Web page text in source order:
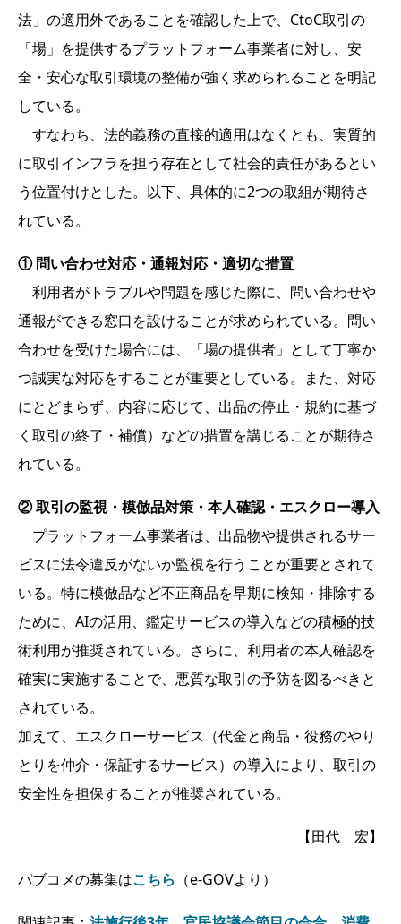
法」の適用外であることを確認した上で、CtoC取引の
「場」を提供するプラットフォーム事業者に対し、安
全・安心な取引環境の整備が強く求められることを明記
している。
すなわち、法的義務の直接的適用はなくとも、実質的
に取引インフラを担う存在として社会的責任があるとい
う位置付けとした。以下、具体的に2つの取組が期待さ
れている。
① 問い合わせ対応・通報対応・適切な措置
利用者がトラブルや問題を感じた際に、問い合わせや
通報ができる窓口を設けることが求められている。問い
合わせを受けた場合には、「場の提供者」として丁寧か
つ誠実な対応をすることが重要としている。また、対応
にとどまらず、内容に応じて、出品の停止・規約に基づ
く取引の終了・補償）などの措置を講じることが期待さ
れている。
② 取引の監視・模倣品対策・本人確認・エスクロー導入
プラットフォーム事業者は、出品物や提供されるサー
ビスに法令違反がないか監視を行うことが重要とされて
いる。特に模倣品など不正商品を早期に検知・排除する
ために、AIの活用、鑑定サービスの導入などの積極的技
術利用が推奨されている。さらに、利用者の本人確認を
確実に実施することで、悪質な取引の予防を図るべきと
されている。
加えて、エスクローサービス（代金と商品・役務のやり
とりを仲介・保証するサービス）の導入により、取引の
安全性を担保することが推奨されている。
【田代 宏】
パブコメの募集はこちら （e-GOVより）